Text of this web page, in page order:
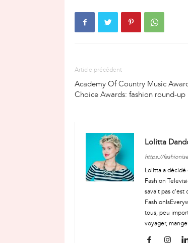
Article précédent
Academy Of Country Music
Choice Awards: fashion round-up
Lolitta
https://
Lolitta a
Fashion
savait pas c'est
tous, peu
voyager,